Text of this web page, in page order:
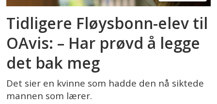
Tidligere Fløysbonn-elev til
OAvis: – Har prøvd å legge
det bak meg
Det sier en kvinne som hadde den nå siktede
mannen som lærer.